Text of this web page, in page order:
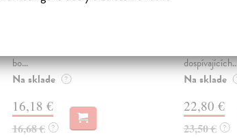
Wünschová Petra
| Kniha
bo...
Na sklade ?
16,18 €
16,68 € ?
Kniha
Na sklade
22,80 €
23,50 € ?